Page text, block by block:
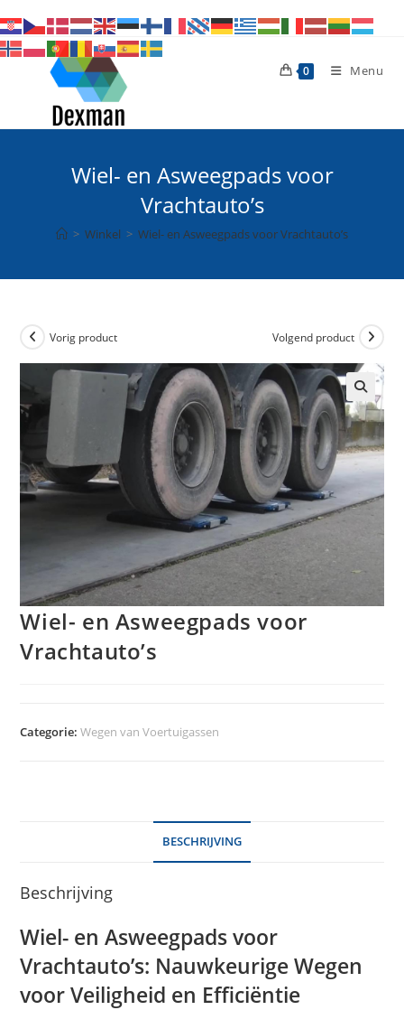
naar
inhoud
0 Menu
Wiel- en Asweegpads voor
Vrachtauto’s
> Winkel > Wiel- en Asweegpads voor Vrachtauto’s
Vorig product Volgend product
Wiel- en Asweegpads voor
Vrachtauto’s
Categorie:Wegen van Voertuigassen
BESCHRIJVING
Beschrijving
Wiel- en Asweegpads voor
Vrachtauto’s: Nauwkeurige Wegen
voor Veiligheid en Efficiëntie